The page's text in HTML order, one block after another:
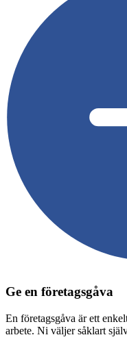
Ge en företagsgåva
En företagsgåva är ett
arbete. Ni väljer såklart